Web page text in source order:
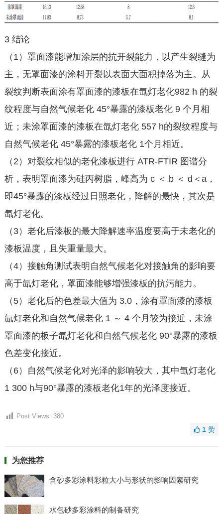
3 结论
（1）罩面漆能增加涂层的抗开裂能力，以产生裂缝为
主，无罩面漆的涂料开裂以表面大面积掉落为主。从
裂纹判断表面涂有罩面漆的漆板在氙灯老化982 h 的裂
纹程度与自然气候老化 45°暴露的漆板老化 9 个月相
近；未涂罩面漆的漆板在氙灯老化 557 h的裂纹程度与
自然气候老化 45°暴露的漆板老化 1个月相近。
（2）对裂纹相似的老化漆板进行 ATR-FTIR 图谱分
析，表明罩面漆为硅丙树脂，峰高为 c ＜ b ＜ d＜a，
即45°暴露的漆板经过日照老化，降解的最快，其次是
氙灯老化。
（3）老化后漆板的最大降解速率温度要高于未老化的
漆板温度，且失重量最大。
（4）接触角测试表明自然气候老化对接触角的影响要
高于氙灯老化，罩面漆能够增强漆板的抗污能力。
（5）老化后的色差最大值为 3.0，涂有罩面漆的漆板
氙灯老化和自然气候老化 1 ～ 4 个月较为接近，未涂
罩面漆的板子氙灯老化和自然气候老化 90°暴露的漆板
色差变化接近。
（6）自然气候老化对光泽的影响较大，其中氙灯老化
1 300 h与90°暴露的漆板老化1年的光泽度接近。
Post Views: 380
1赞
为您推荐
含砂多彩涂料彩粒大小与形状的影响因素研究
水包砂多彩涂料的制备研究